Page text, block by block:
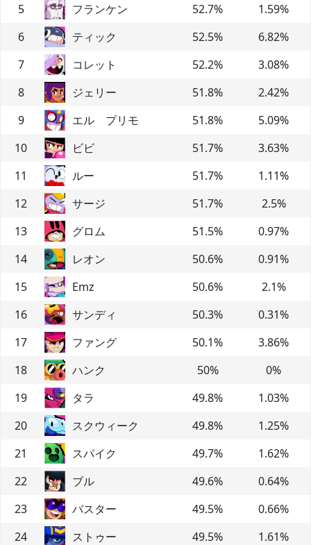
5
フランケン 52.7% 1.59%
6
ティック 52.5% 6.82%
7
コレット 52.2% 3.08%
8
ジェリー 51.8% 2.42%
9
エル プリモ 51.8% 5.09%
10
ビビ 51.7% 3.63%
11
ルー 51.7% 1.11%
12
サージ 51.7% 2.5%
13
グロム 51.5% 0.97%
14
レオン 50.6% 0.91%
15
Emz 50.6% 2.1%
16
サンディ 50.3% 0.31%
17
ファング 50.1% 3.86%
18
ハンク 50% 0%
19
タラ 49.8% 1.03%
20
スクウィーク 49.8% 1.25%
21
スパイク 49.7% 1.62%
22
ブル 49.6% 0.64%
23
バスター 49.5% 0.66%
24
ストゥー 49.5% 1.61%